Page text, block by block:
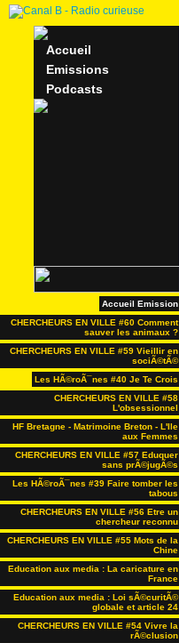
Accueil
Emissions
Podcasts
Accueil Emission
CHERCHEURS EN VILLE #60 Comment
sauver les animaux ?
CHERCHEURS EN VILLE #59 Vieillir en
sociÃ©tÃ©
Les HÃ©roÃ¯nes #40 Je Te Crois
CHERCHEURS EN VILLE #58
L'obsessionnel
HF Bretagne - Matrimoine Breton - L'Ile
aux Femmes
CHERCHEURS EN VILLE #57 Eduquer
sans prÃ©jugÃ©s
Les HÃ©roÃ¯nes #39 Faire tomber les
tabous
CHERCHEURS EN VILLE #56 Etre un
chercheur reconnu
CHERCHEURS EN VILLE #55 Mots de la
Chine
Education aux media : La caricature en
France
Education aux media : Loi sÃ©curitÃ©
globale et article 24
CHERCHEURS EN VILLE #54 Vivre la
rÃ©clusion